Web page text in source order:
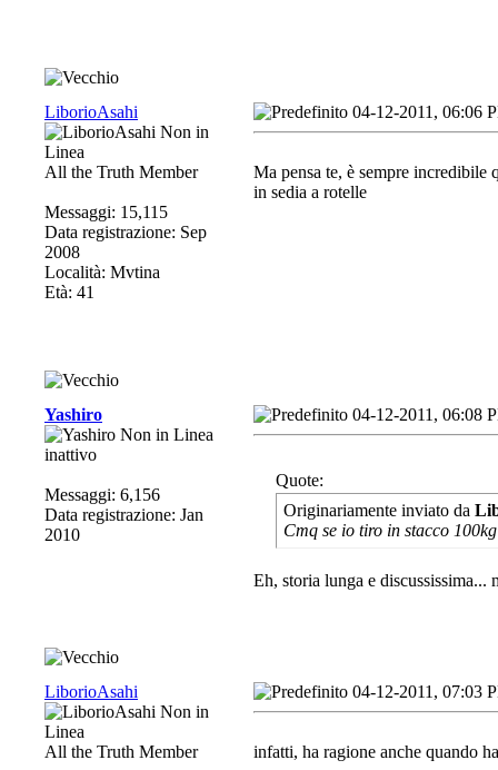
LiborioAsahi
All the Truth Member
Messaggi: 15,115
Data registrazione: Sep
2008
Località: Mvtina
Età: 41
04-12-2011, 06:06
Ma pensa te, è sempre
in sedia a rotelle
Yashiro
inattivo
Messaggi: 6,156
Data registrazione: Jan
2010
04-12-2011, 06:08
Quote:
Originariamente inviato da
Cmq se io tiro in stacco
Eh, storia lunga e
LiborioAsahi
All the Truth Member
04-12-2011, 07:03
infatti, ha ragione anche quando